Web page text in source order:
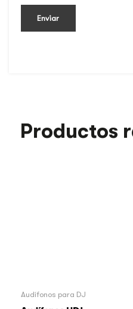
Productos
Audífonos para DJ